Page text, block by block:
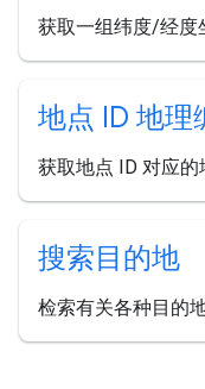
获取一组纬度/经度
地点 ID 地理
获取地点 ID 对应的
搜索目的地
检索有关各种目的